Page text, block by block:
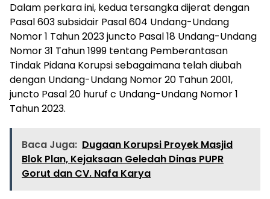
Dalam perkara ini, kedua tersangka dijerat dengan
Pasal 603 subsidair Pasal 604 Undang-Undang
Nomor 1 Tahun 2023 juncto Pasal 18 Undang-Undang
Nomor 31 Tahun 1999 tentang Pemberantasan
Tindak Pidana Korupsi sebagaimana telah diubah
dengan Undang-Undang Nomor 20 Tahun 2001,
juncto Pasal 20 huruf c Undang-Undang Nomor 1
Tahun 2023.
Baca Juga: Dugaan Korupsi Proyek Masjid
Blok Plan, Kejaksaan Geledah Dinas PUPR
Gorut dan CV. Nafa Karya